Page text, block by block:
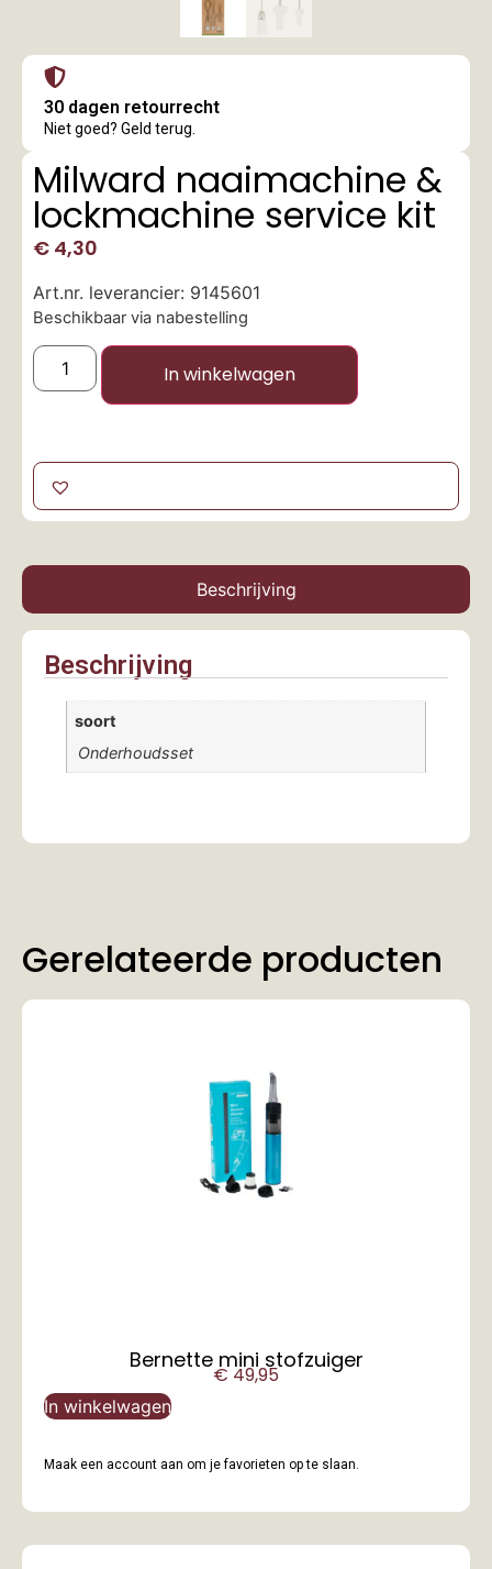
30 dagen retourrecht
Niet goed? Geld terug.
Milward naaimachine &
lockmachine service kit
€ 4,30
Art.nr. leverancier: 9145601
Beschikbaar via nabestelling
In winkelwagen
Beschrijving
Beschrijving
soort
Onderhoudsset
Gerelateerde producten
Bernette mini stofzuiger
€49,95
In winkelwagen
Maak een account aan om je favorieten op te slaan.